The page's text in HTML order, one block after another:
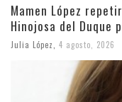
Mamen López
Hinojosa del Duque
Julia López 4 agosto, 2026